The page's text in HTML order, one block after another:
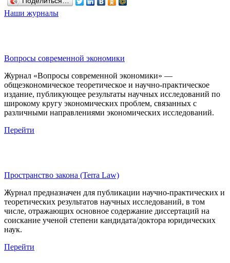
Наши журналы
Вопросы современной экономики
Журнал «Вопросы современной экономики» —
общеэкономическое теоретическое и научно-практическое
издание, публикующее результаты научных исследований по
широкому кругу экономических проблем, связанных с
различными направлениями экономических исследований.
Перейти
Пространство закона (Terra Law)
Журнал предназначен для публикации научно-практических и
теоретических результатов научных исследований, в том
числе, отражающих основное содержание диссертаций на
соискание ученой степени кандидата/доктора юридических
наук.
Перейти